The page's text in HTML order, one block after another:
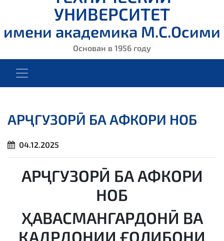
УНИВЕРСИТЕТ
имени академика М.С.Осими
Основан в 1956 году
АРҶГУЗОРӢ БА АФКОРИ НОБ
04.12.2025
АРҶГУЗОРӢ БА АФКОРИ
НОБ
ҲАВАСМАНГАРДОНӢ ВА
ҚАДРДОНИИ ҒОЛИБОНИ